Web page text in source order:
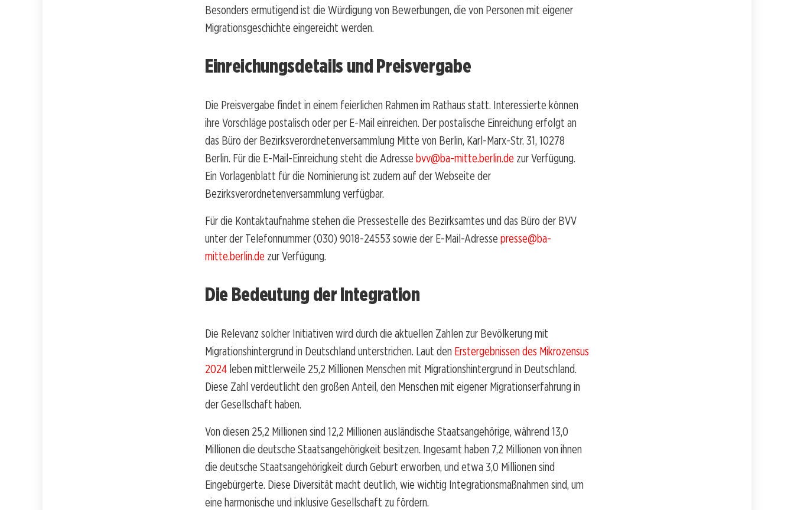
Besonders ermutigend ist die Würdigung von Bewerbungen, die von Personen mit eigener
Migrationsgeschichte eingereicht werden.
Einreichungsdetails und Preisvergabe
Die Preisvergabe findet in einem feierlichen Rahmen im Rathaus statt. Interessierte können
ihre Vorschläge postalisch oder per E-Mail einreichen. Der postalische Einreichung erfolgt an
das Büro der Bezirksverordnetenversammlung Mitte von Berlin, Karl-Marx-Str. 31, 10278
Berlin. Für die E-Mail-Einreichung steht die Adresse bvv@ba-mitte.berlin.de zur Verfügung.
Ein Vorlagenblatt für die Nominierung ist zudem auf der Webseite der
Bezirksverordnetenversammlung verfügbar.
Für die Kontaktaufnahme stehen die Pressestelle des Bezirksamtes und das Büro der BVV
unter der Telefonnummer (030) 9018-24553 sowie der E-Mail-Adresse presse@ba-
mitte.berlin.de zur Verfügung.
Die Bedeutung der Integration
Die Relevanz solcher Initiativen wird durch die aktuellen Zahlen zur Bevölkerung mit
Migrationshintergrund in Deutschland unterstrichen. Laut den Erstergebnissen des Mikrozensus
2024 leben mittlerweile 25,2 Millionen Menschen mit Migrationshintergrund in Deutschland.
Diese Zahl verdeutlicht den großen Anteil, den Menschen mit eigener Migrationserfahrung in
der Gesellschaft haben.
Von diesen 25,2 Millionen sind 12,2 Millionen ausländische Staatsangehörige, während 13,0
Millionen die deutsche Staatsangehörigkeit besitzen. Ingesamt haben 7,2 Millionen von ihnen
die deutsche Staatsangehörigkeit durch Geburt erworben, und etwa 3,0 Millionen sind
Eingebürgerte. Diese Diversität macht deutlich, wie wichtig Integrationsmaßnahmen sind, um
eine harmonische und inklusive Gesellschaft zu fördern.